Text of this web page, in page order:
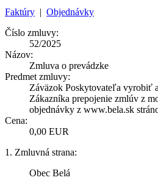
Faktúry | Objednávky
Číslo zmluvy:
52/2025
Názov:
Zmluva o prevádzke
Predmet zmluvy:
Záväzok Poskytovateľa vyrobiť
Zákazníka prepojenie zmlúv z
objednávky z www.bela.sk
Cena:
0,00 EUR
1. Zmluvná strana:
Obec Belá